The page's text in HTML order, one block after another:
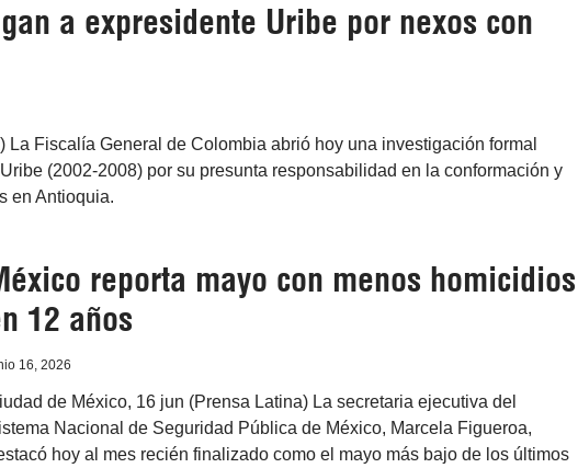
a expresidente Uribe por nexos con
La Fiscalía General de Colombia abrió hoy una investigación formal
(2002-2008) por su presunta responsabilidad en la conformación y
en Antioquia.
reporta mayo con menos homicidios
12 años
16, 2026
de México, 16 jun (Prensa Latina) La secretaria ejecutiva del
Nacional de Seguridad Pública de México, Marcela Figueroa,
hoy al mes recién finalizado como el mayo más bajo de los últimos